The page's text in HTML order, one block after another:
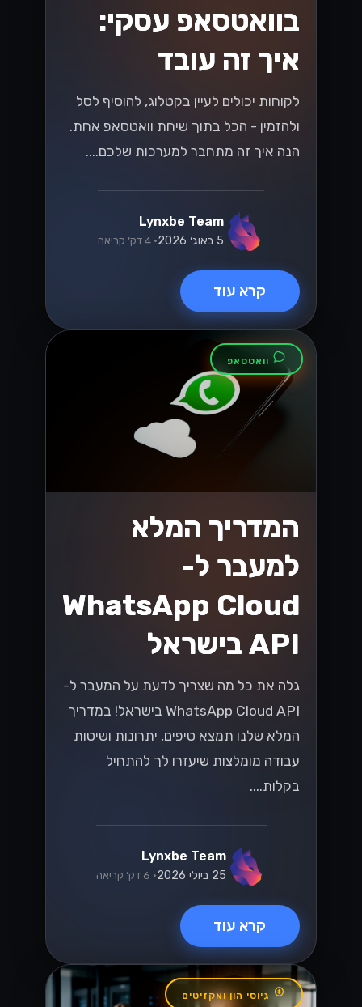
בוואטסאפ עסקי:
איך זה עובד
לקוחות יכולים לעיין בקטלוג, להוסיף לסל
ולהזמין - הכל בתוך שיחת וואטסאפ אחת.
הנה איך זה מתחבר למערכות שלכם....
Lynxbe Team
5 באוג׳ 2026 • 4 דק׳ קריאה
קרא עוד
וואטסאפ
המדריך המלא
למעבר ל-
WhatsApp Cloud
API בישראל
גלה את כל מה שצריך לדעת על המעבר ל-
WhatsApp Cloud API בישראל! במדריך
המלא שלנו תמצא טיפים, יתרונות ושיטות
עבודה מומלצות שיעזרו לך להתחיל
בקלות....
Lynxbe Team
25 ביולי 2026 • 6 דק׳ קריאה
קרא עוד
גיוסי הון ואקזיטים